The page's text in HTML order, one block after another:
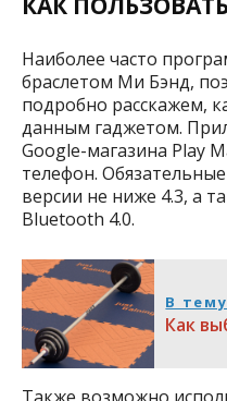
Наиболее часто
браслетом Ми Бэнд,
подробно расскажем,
данным гаджетом.
Google-магазина Play
телефон.
версии не ниже 4.3, а
Bluetooth 4.0.
В тему
Как